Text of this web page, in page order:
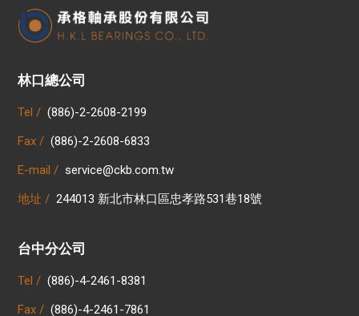
林口總公司
Tel / (886)-2-2608-2199
Fax / (886)-2-2608-6833
E-mail / service@ckb.com.tw
地址 / 244013 新北市林口區忠孝路531巷18號
台中分公司
Tel / (886)-4-2461-8381
Fax / (886)-4-2461-7861